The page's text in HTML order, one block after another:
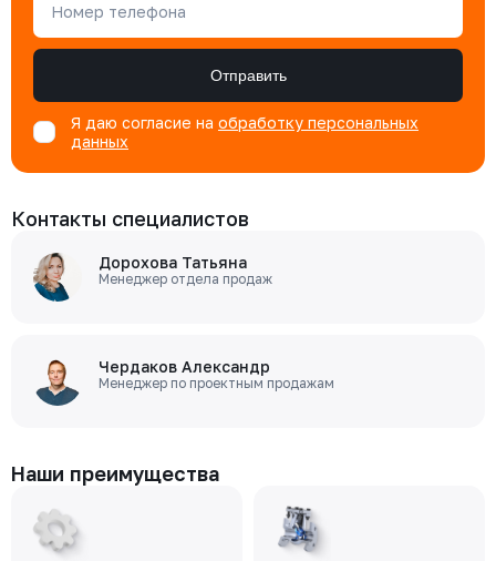
Номер телефона
Отправить
Я даю согласие на обработку персональных
данных
Контакты специалистов
Дорохова Татьяна
Менеджер отдела продаж
Чердаков Александр
Менеджер по проектным продажам
Наши преимущества